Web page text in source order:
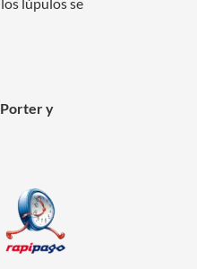
Porter y